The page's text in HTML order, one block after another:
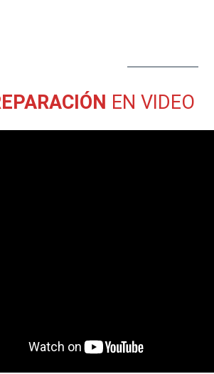
EN VIDEO